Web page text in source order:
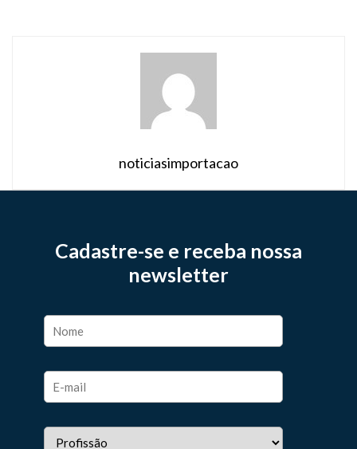
noticiasimportacao
Cadastre-se e receba nossa
newsletter